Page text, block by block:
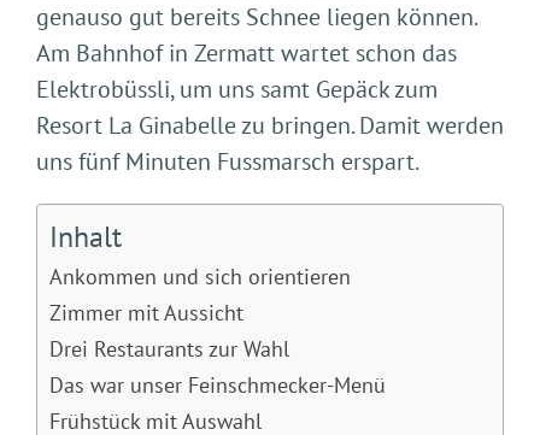
genauso gut bereits Schnee liegen können.
Am Bahnhof in Zermatt wartet schon das
Elektrobüssli, um uns samt Gepäck zum
Resort La Ginabelle zu bringen. Damit werden
uns fünf Minuten Fussmarsch erspart.
Inhalt
Ankommen und sich orientieren
Zimmer mit Aussicht
Drei Restaurants zur Wahl
Das war unser Feinschmecker-Menü
Frühstück mit Auswahl